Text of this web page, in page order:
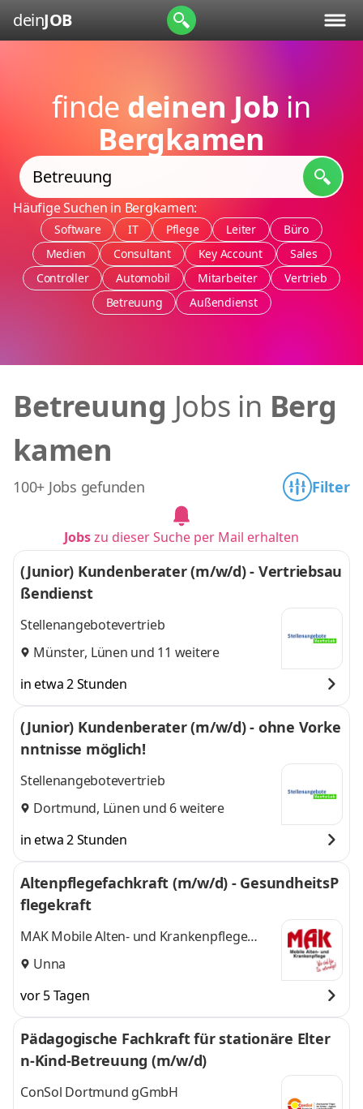
deinJOB
finde deinen Job in
Bergkamen
Häufige Suchen in Bergkamen:
Software IT Pflege Leiter
Büro
Medien
Consultant Key Account
Sales
Controller
Automobil Mitarbeiter
Vertrieb
Betreuung
Außendienst
Betreuung Jobs in Berg
kamen
100+ Jobs gefunden Filter
Jobszu dieser Suche per Mail erhalten
(Junior) Kundenberater (m/w/d) - Vertriebsau
ßendienst
Stellenangebotevertrieb
Münster, Lünen und 11 weitere
in etwa 2 Stunden
(Junior) Kundenberater (m/w/d) - ohne Vorke
nntnisse möglich!
Stellenangebotevertrieb
Dortmund, Lünen und 6 weitere
in etwa 2 Stunden
Altenpflegefachkraft (m/w/d) - GesundheitsP
flegekraft
MAK Mobile Alten- und Krankenpflege
GmbH
Unna
vor 5 Tagen
Pädagogische Fachkraft für stationäre Elter
n‑Kind‑Betreuung (m/w/d)
ConSol Dortmund gGmbH